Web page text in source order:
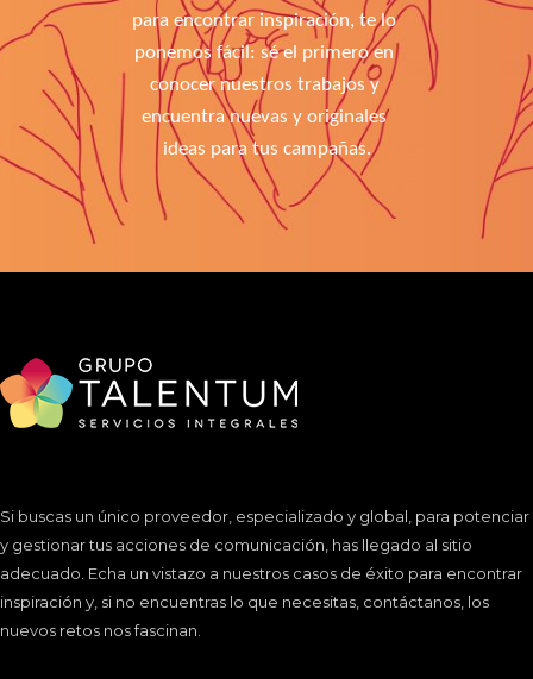
para encontrar inspiración, te lo
ponemos fácil: sé el primero en
conocer nuestros trabajos y
encuentra nuevas y originales
ideas para tus campañas.
Si buscas un único proveedor, especializado y global, para potenciar
y gestionar tus acciones de comunicación, has llegado al sitio
adecuado. Echa un vistazo a nuestros casos de éxito para encontrar
inspiración y, si no encuentras lo que necesitas, contáctanos, los
nuevos retos nos fascinan.